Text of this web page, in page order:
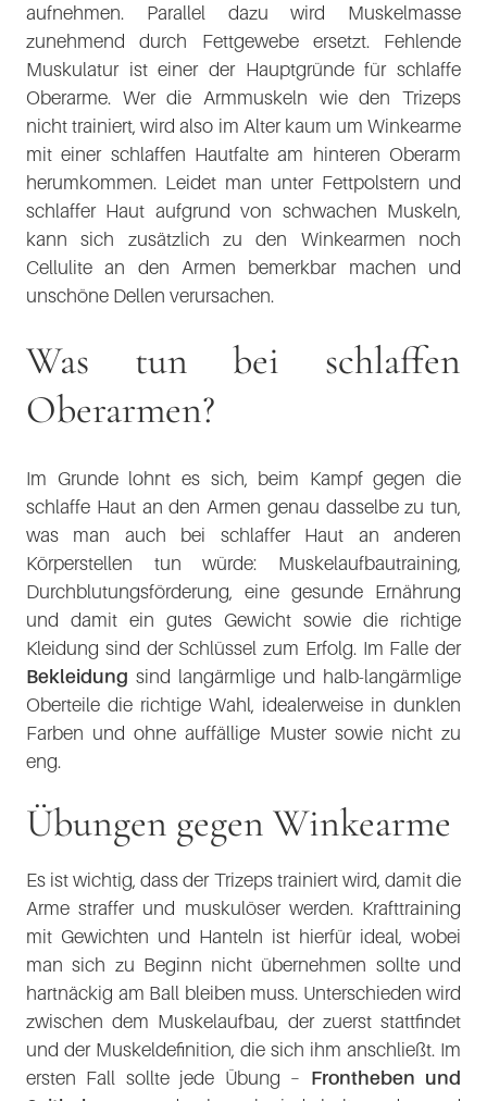
aufnehmen. Parallel dazu wird Muskelmasse
zunehmend durch Fettgewebe ersetzt. Fehlende
Muskulatur ist einer der Hauptgründe für schlaffe
Oberarme. Wer die Armmuskeln wie den Trizeps
nicht trainiert, wird also im Alter kaum um Winkearme
mit einer schlaffen Hautfalte am hinteren Oberarm
herumkommen. Leidet man unter Fettpolstern und
schlaffer Haut aufgrund von schwachen Muskeln,
kann sich zusätzlich zu den Winkearmen noch
Cellulite an den Armen bemerkbar machen und
unschöne Dellen verursachen.
Was tun bei schlaffen
Oberarmen?
Im Grunde lohnt es sich, beim Kampf gegen die
schlaffe Haut an den Armen genau dasselbe zu tun,
was man auch bei schlaffer Haut an anderen
Körperstellen tun würde: Muskelaufbautraining,
Durchblutungsförderung, eine gesunde Ernährung
und damit ein gutes Gewicht sowie die richtige
Kleidung sind der Schlüssel zum Erfolg. Im Falle der
Bekleidung sind langärmlige und halb-langärmlige
Oberteile die richtige Wahl, idealerweise in dunklen
Farben und ohne auffällige Muster sowie nicht zu
eng.
Übungen gegen Winkearme
Es ist wichtig, dass der Trizeps trainiert wird, damit die
Arme straffer und muskulöser werden. Krafttraining
mit Gewichten und Hanteln ist hierfür ideal, wobei
man sich zu Beginn nicht übernehmen sollte und
hartnäckig am Ball bleiben muss. Unterschieden wird
zwischen dem Muskelaufbau, der zuerst stattfindet
und der Muskeldefinition, die sich ihm anschließt. Im
ersten Fall sollte jede Übung – Frontheben und